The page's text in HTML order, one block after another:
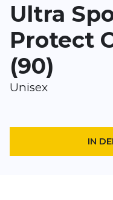
Dieses Formular ist
Google.
Ultra
Protect
(90)
Unisex
IN